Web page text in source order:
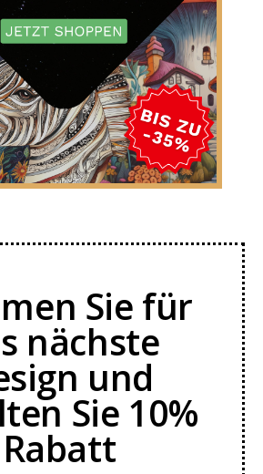
Sie für
nächste
und
Sie 10%
Rabatt